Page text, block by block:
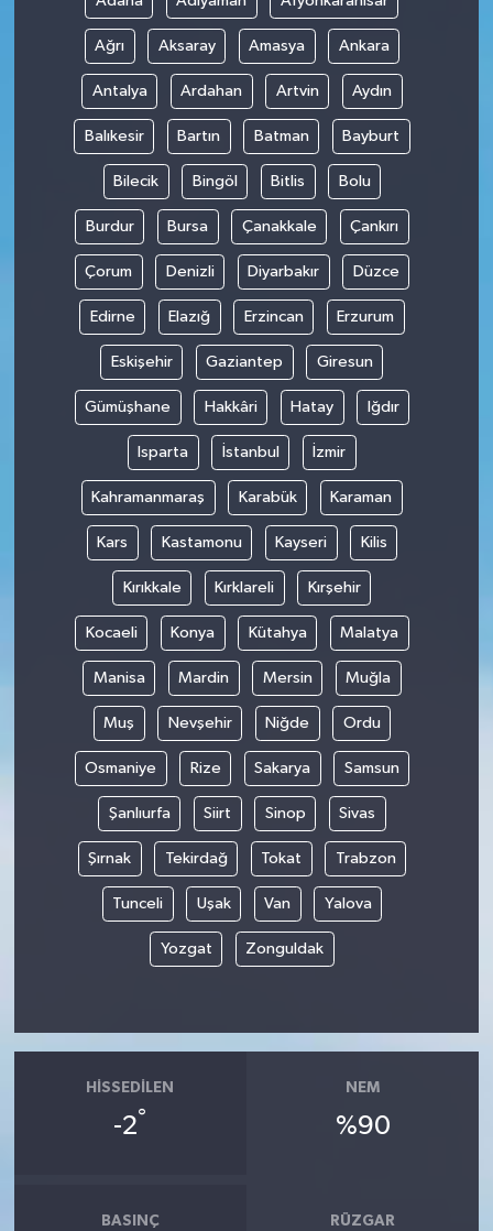
Ağrı Aksaray Amasya Ankara
Antalya Ardahan Artvin Aydın
Balıkesir Bartın Batman Bayburt
Bilecik Bingöl Bitlis Bolu
Burdur Bursa Çanakkale Çankırı
Çorum Denizli Diyarbakır Düzce
Edirne Elazığ Erzincan Erzurum
Eskişehir Gaziantep Giresun
Gümüşhane Hakkâri Hatay Iğdır
Isparta İstanbul İzmir
Kahramanmaraş Karabük Karaman
Kars Kastamonu Kayseri Kilis
Kırıkkale Kırklareli Kırşehir
Kocaeli Konya Kütahya Malatya
Manisa Mardin Mersin Muğla
Muş Nevşehir Niğde Ordu
Osmaniye Rize Sakarya Samsun
Şanlıurfa Siirt Sinop Sivas
Şırnak Tekirdağ Tokat Trabzon
Tunceli Uşak Van Yalova
Yozgat Zonguldak
HISSEDILEN
-2°
NEM
%90
BASINÇ RÜZGAR